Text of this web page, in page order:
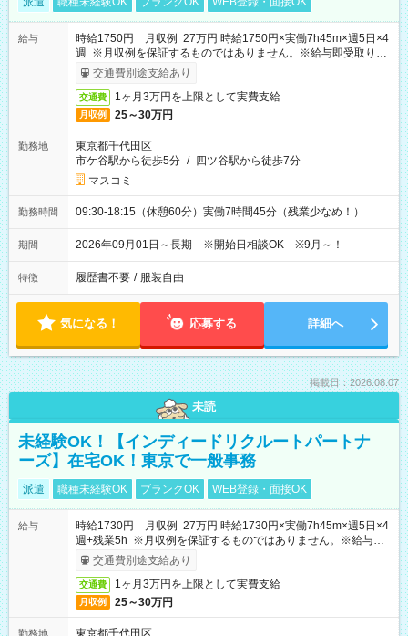
給与
時給1750円 月収例 27万円 時給1750円×実働7h45m×週5日×4
週 ※月収例を保証するものではありません。※給与即受取りサ
ービス利用可（利用条件有）
交通費別途支給あり
交通費 1ヶ月3万円を上限として実費支給
月収例 25～30万円
勤務地
東京都千代田区
市ケ谷駅から徒歩5分 / 四ツ谷駅から徒歩7分
マスコミ
勤務時間 09:30-18:15（休憩60分）実働7時間45分（残業少なめ！）
期間 2026年09月01日～長期 ※開始日相談OK ※9月～！
特徴 履歴書不要 / 服装自由
気になる！ 応募する 詳細へ
掲載日：2026.08.07
未読
未経験OK！【インディードリクルートパートナ
ーズ】在宅OK！東京で一般事務
派遣 職種未経験OK ブランクOK WEB登録・面接OK
給与
時給1730円 月収例 27万円 時給1730円×実働7h45m×週5日×4
週+残業5h ※月収例を保証するものではありません。※給与即
受取りサービス利用可（利用条件有）
交通費別途支給あり
交通費 1ヶ月3万円を上限として実費支給
月収例 25～30万円
勤務地
東京都千代田区